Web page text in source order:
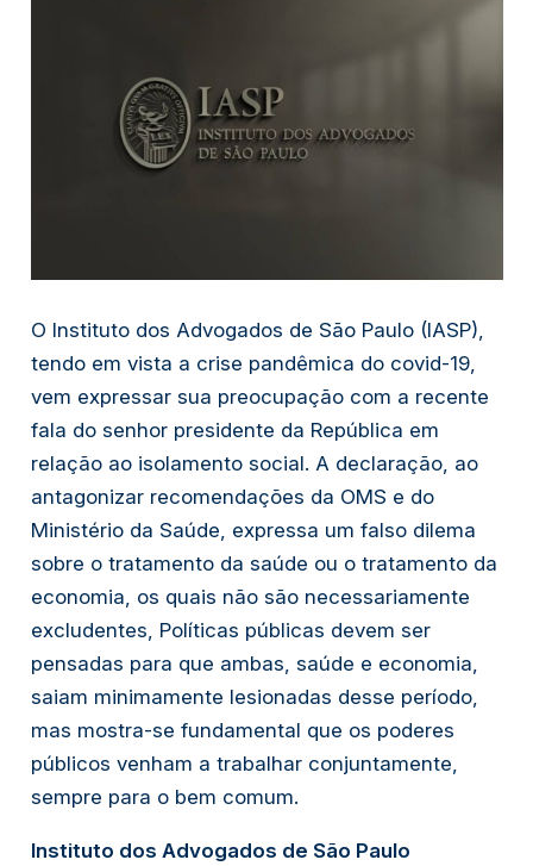
O Instituto dos Advogados de São Paulo (IASP),
tendo em vista a crise pandêmica do covid-19,
vem expressar sua preocupação com a recente
fala do senhor presidente da República em
relação ao isolamento social. A declaração, ao
antagonizar recomendações da OMS e do
Ministério da Saúde, expressa um falso dilema
sobre o tratamento da saúde ou o tratamento da
economia, os quais não são necessariamente
excludentes, Políticas públicas devem ser
pensadas para que ambas, saúde e economia,
saiam minimamente lesionadas desse período,
mas mostra-se fundamental que os poderes
públicos venham a trabalhar conjuntamente,
sempre para o bem comum.
Instituto dos Advogados de São Paulo